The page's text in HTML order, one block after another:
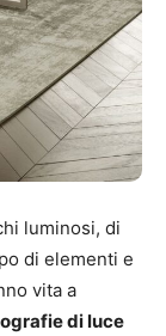
luminosi, di
di elementi e
vita a
di luce